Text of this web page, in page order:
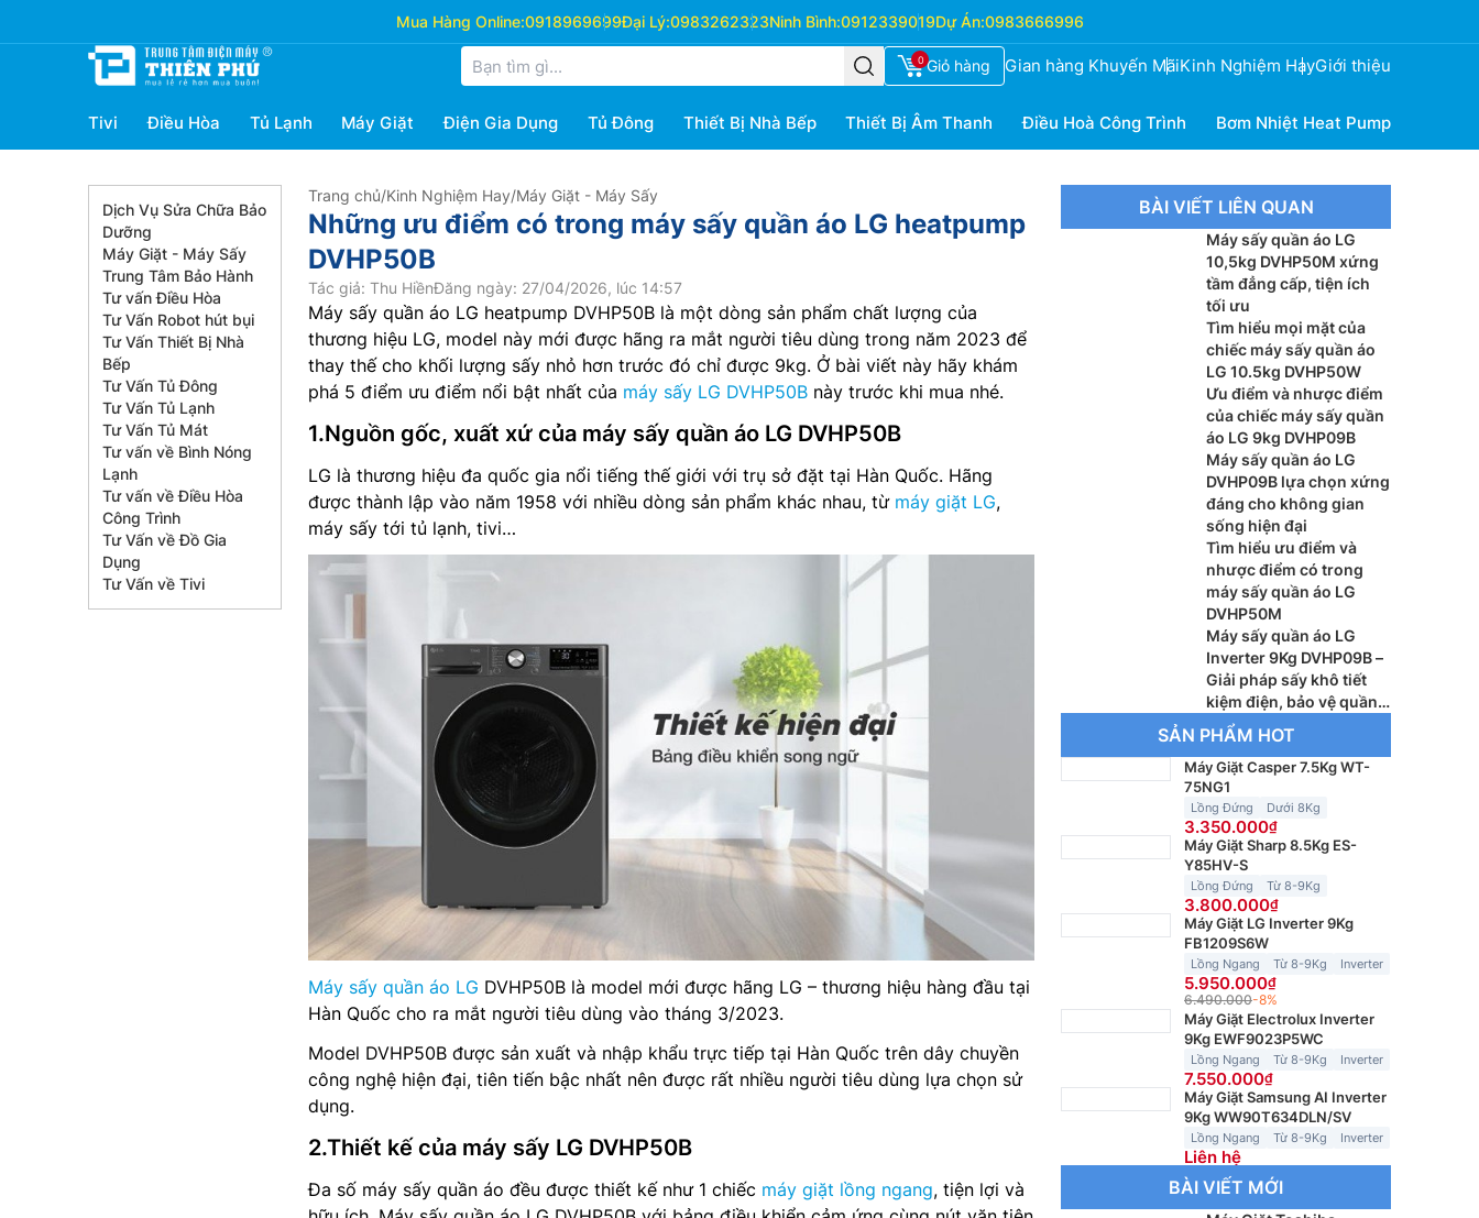
Mua Hàng Online:0918969699Đại Lý:0983262323Ninh Bình:0912339019Dự Án:0983666996
0 Giỏ hàng Gian hàng Khuyến MãiKinh Nghiệm HayGiới thiệu
Tivi Điều Hòa Tủ Lạnh Máy Giặt Điện Gia Dụng Tủ Đông Thiết Bị Nhà Bếp Thiết Bị Âm Thanh Điều Hoà Công Trình Bơm Nhiệt Heat Pump
Dịch Vụ Sửa Chữa Bảo
Dưỡng
Máy Giặt - Máy Sấy
Trung Tâm Bảo Hành
Tư vấn Điều Hòa
Tư Vấn Robot hút bụi
Tư Vấn Thiết Bị Nhà
Bếp
Tư Vấn Tủ Đông
Tư Vấn Tủ Lạnh
Tư Vấn Tủ Mát
Tư vấn về Bình Nóng
Lạnh
Tư vấn về Điều Hòa
Công Trình
Tư Vấn về Đồ Gia
Dụng
Tư Vấn về Tivi
Trang chủ/Kinh Nghiệm Hay/Máy Giặt - Máy Sấy
Những ưu điểm có trong máy sấy quần áo LG heatpump
DVHP50B
Tác giả: Thu HiềnĐăng ngày: 27/04/2026, lúc 14:57
Máy sấy quần áo LG heatpump DVHP50B là một dòng sản phẩm chất lượng của
thương hiệu LG, model này mới được hãng ra mắt người tiêu dùng trong năm 2023 để
thay thế cho khối lượng sấy nhỏ hơn trước đó chỉ được 9kg. Ở bài viết này hãy khám
phá 5 điểm ưu điểm nổi bật nhất của máy sấy LG DVHP50B này trước khi mua nhé.
1.Nguồn gốc, xuất xứ của máy sấy quần áo LG DVHP50B
LG là thương hiệu đa quốc gia nổi tiếng thế giới với trụ sở đặt tại Hàn Quốc. Hãng
được thành lập vào năm 1958 với nhiều dòng sản phẩm khác nhau, từ máy giặt LG,
máy sấy tới tủ lạnh, tivi…
Máy sấy quần áo LG DVHP50B là model mới được hãng LG – thương hiệu hàng đầu tại
Hàn Quốc cho ra mắt người tiêu dùng vào tháng 3/2023.
Model DVHP50B được sản xuất và nhập khẩu trực tiếp tại Hàn Quốc trên dây chuyền
công nghệ hiện đại, tiên tiến bậc nhất nên được rất nhiều người tiêu dùng lựa chọn sử
dụng.
2.Thiết kế của máy sấy LG DVHP50B
Đa số máy sấy quần áo đều được thiết kế như 1 chiếc máy giặt lồng ngang, tiện lợi và
BÀI VIẾT LIÊN QUAN
Máy sấy quần áo LG
10,5kg DVHP50M xứng
tầm đẳng cấp, tiện ích
tối ưu
Tìm hiểu mọi mặt của
chiếc máy sấy quần áo
LG 10.5kg DVHP50W
Ưu điểm và nhược điểm
của chiếc máy sấy quần
áo LG 9kg DVHP09B
Máy sấy quần áo LG
DVHP09B lựa chọn xứng
đáng cho không gian
sống hiện đại
Tìm hiểu ưu điểm và
nhược điểm có trong
máy sấy quần áo LG
DVHP50M
Máy sấy quần áo LG
Inverter 9Kg DVHP09B –
Giải pháp sấy khô tiết
kiệm điện, bảo vệ quần
áo tối ưu
SẢN PHẨM HOT
Máy Giặt Casper 7.5Kg WT-
75NG1
Lồng Đứng Dưới 8Kg
3.350.000
Máy Giặt Sharp 8.5Kg ES-
Y85HV-S
Lồng Đứng Từ 8-9Kg
3.800.000
Máy Giặt LG Inverter 9Kg
FB1209S6W
Lồng Ngang Từ 8-9Kg Inverter
5.950.000
6.490.000-8%
Máy Giặt Electrolux Inverter
9Kg EWF9023P5WC
Lồng Ngang Từ 8-9Kg Inverter
7.550.000
Máy Giặt Samsung AI Inverter
9Kg WW90T634DLN/SV
Lồng Ngang Từ 8-9Kg Inverter
Liên hệ
BÀI VIẾT MỚI